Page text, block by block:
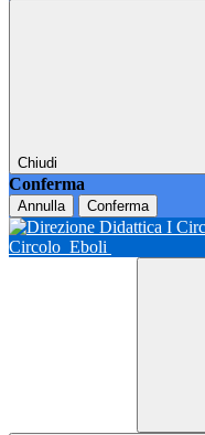
Chiudi
Conferma
Annulla Conferma
Circolo Eboli